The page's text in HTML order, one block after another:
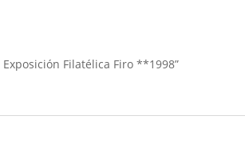
Filatélica Firo **1998”